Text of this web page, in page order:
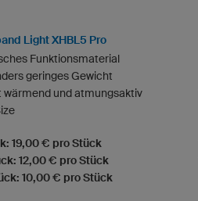
Light XHBL5 Pro
Funktionsmaterial
geringes Gewicht
wärmend und atmungsaktiv
19,00 € pro Stück
12,00 € pro Stück
10,00 € pro Stück